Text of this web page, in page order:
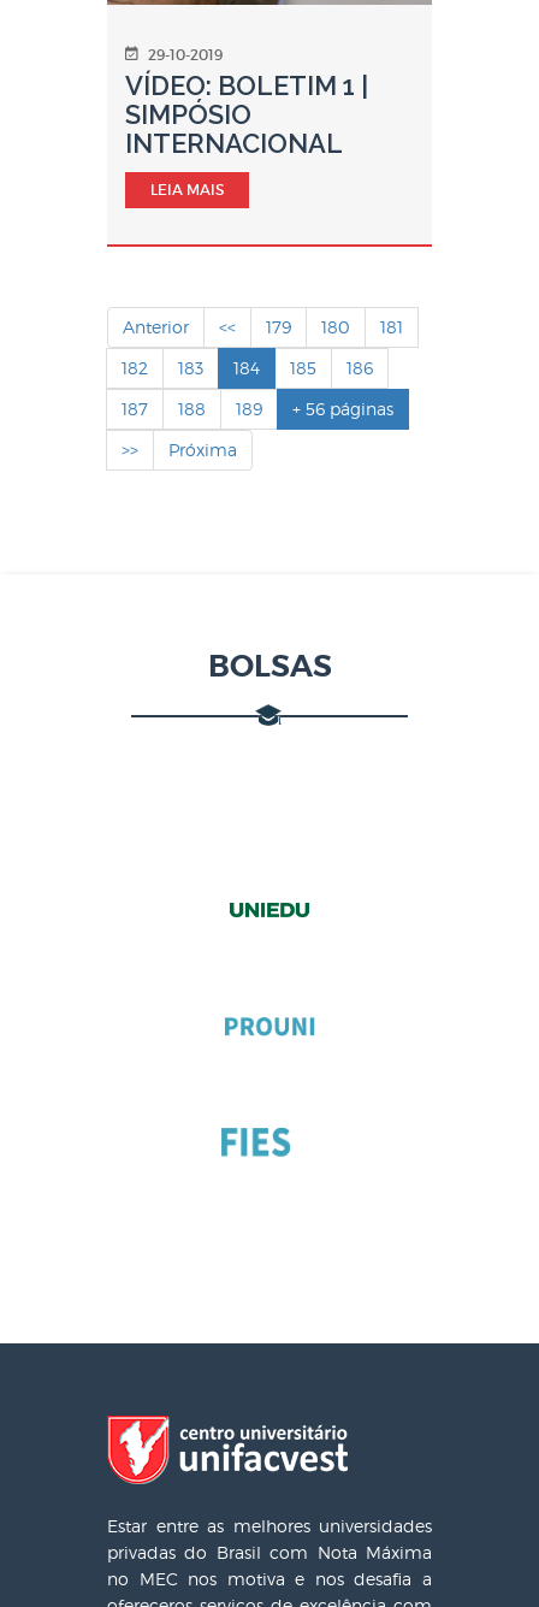
29-10-2019
VÍDEO: BOLETIM 1 |
SIMPÓSIO
INTERNACIONAL
LEIA MAIS
Anterior << 179 180
181
182
183 184 185
186
187
188 189
+ 56 páginas
>>
Próxima
BOLSAS
Estar entre as melhores universidades
privadas do Brasil com Nota Máxima
no MEC nos motiva e nos desafia a